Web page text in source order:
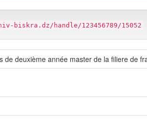
biskra.dz/handle/123456789/15052
deuxième année master de la filiere de